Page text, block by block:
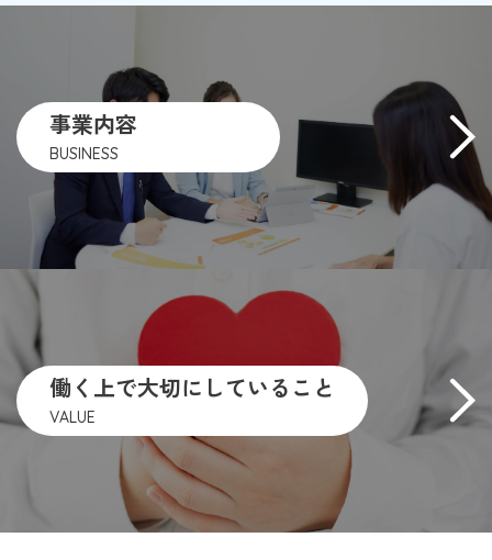
事業内容
BUSINESS
働く上で大切にしていること
VALUE